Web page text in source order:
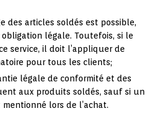
des articles soldés est possible,
obligation légale. Toutefois, si le
service, il doit l’appliquer de
pour tous les clients;
légale de conformité et des
aux produits soldés, sauf si un
lors de l’achat.